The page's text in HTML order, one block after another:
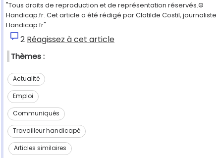
"Tous droits de reproduction et de représentation réservés.©
Handicap.fr. Cet article a été rédigé par Clotilde Costil, journaliste
Handicap.fr"
2 Réagissez à cet article
Thèmes :
Actualité
Emploi
Communiqués
Travailleur handicapé
Articles similaires